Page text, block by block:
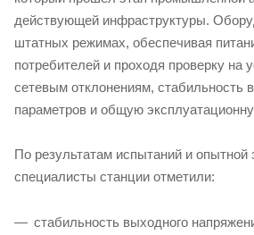
действующей инфраструктуры.
штатных режимах, обеспечивая
потребителей и проходя проверку на
сетевым отклонениям, стабильность
параметров и общую
По результатам испытаний и опытной
специалисты станции отметили:
стабильность выходного